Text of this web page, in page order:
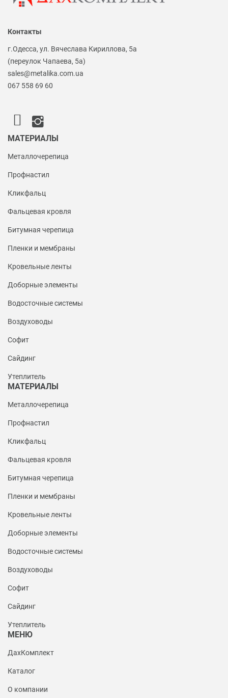
Контакты
г.Одесса, ул. Вячеслава Кириллова, 5а
(переулок Чапаева, 5а)
sales@metalika.com.ua
067 558 69 60
МАТЕРИАЛЫ
Металлочерепица
Профнастил
Кликфальц
Фальцевая кровля
Битумная черепица
Пленки и мембраны
Кровельные ленты
Доборные элементы
Водосточные системы
Воздуховоды
Софит
Сайдинг
Утеплитель
МАТЕРИАЛЫ
Металлочерепица
Профнастил
Кликфальц
Фальцевая кровля
Битумная черепица
Пленки и мембраны
Кровельные ленты
Доборные элементы
Водосточные системы
Воздуховоды
Софит
Сайдинг
Утеплитель
МЕНЮ
ДахКомплект
Каталог
О компании